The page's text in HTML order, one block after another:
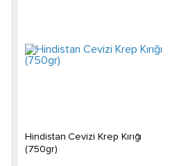
Hindistan Cevizi Krep Kırığı
(750gr)